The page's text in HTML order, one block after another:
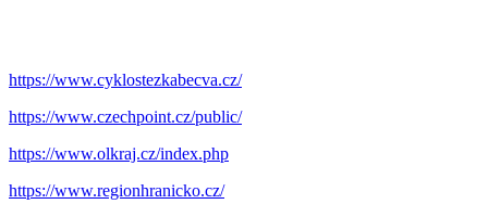
https://www.cyklostezkabecva.cz/
https://www.czechpoint.cz/public/
https://www.olkraj.cz/index.php
https://www.regionhranicko.cz/